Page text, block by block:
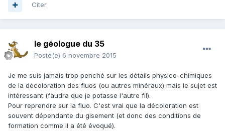
Citer
le géologue du 35
Posté(e) 6 novembre 2015
Je me suis jamais trop penché sur les détails physico-chimiques
de la décoloration des fluos (ou autres minéraux) mais le sujet est
intéressant (faudra que je potasse l'autre fil).
Pour reprendre sur la fluo. C'est vrai que la décoloration est
souvent dépendante du gisement (et donc des conditions de
formation comme il a été évoqué).